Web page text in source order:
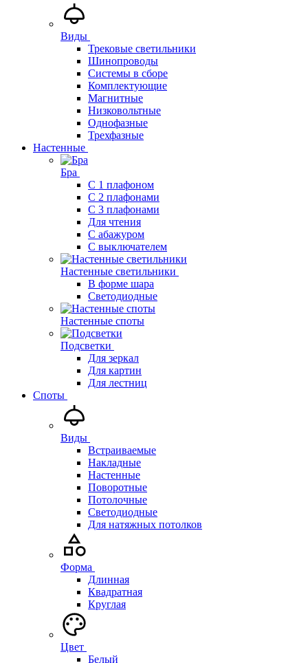
Виды
Трековые светильники
Шинопроводы
Системы в сборе
Комплектующие
Магнитные
Низковольтные
Однофазные
Трехфазные
Настенные
Бра
С 1 плафоном
С 2 плафонами
С 3 плафонами
Для чтения
С абажуром
С выключателем
Настенные светильники
В форме шара
Светодиодные
Настенные споты
Подсветки
Для зеркал
Для картин
Для лестниц
Споты
Виды
Встраиваемые
Накладные
Настенные
Поворотные
Потолочные
Светодиодные
Для натяжных потолков
Форма
Длинная
Квадратная
Круглая
Цвет
Белый